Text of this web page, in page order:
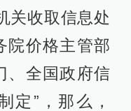
关收取信息处
院价格主管部
、全国政府信
定”，那么，